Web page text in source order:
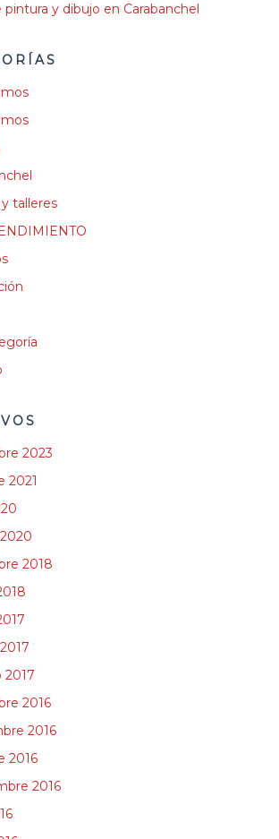
pintura y dibujo en Carabanchel
talleres
2023
2021
2018
2017
2016
2016
2016
2016